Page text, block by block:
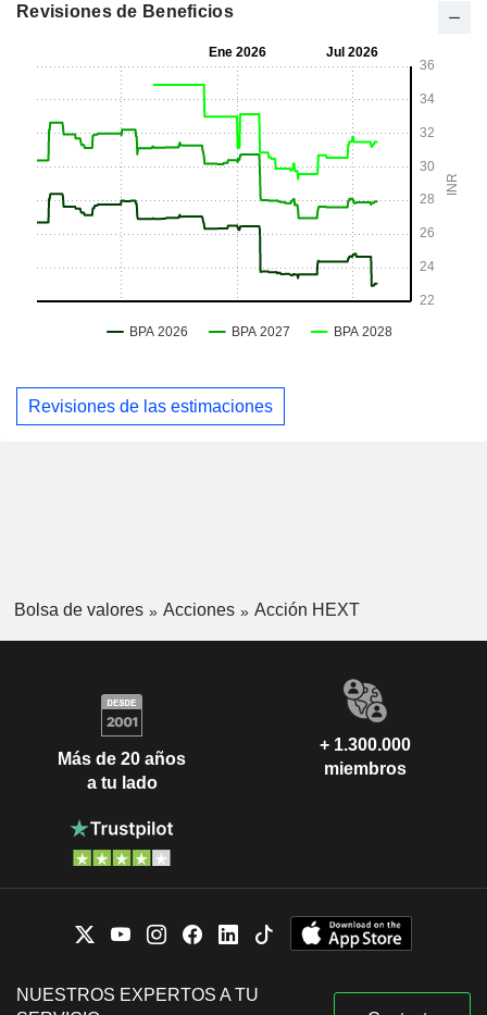
Revisiones de Beneficios
Revisiones de las estimaciones
Bolsa de valores Acciones Acción HEXT
Más de 20 años
a tu lado
+ 1.300.000
miembros
NUESTROS EXPERTOS A TU